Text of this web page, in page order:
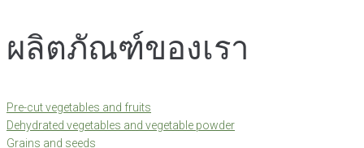
ผลิตภัณฑ์ของเรา
Pre-cut vegetables and fruits
Dehydrated vegetables and vegetable powder
Grains and seeds